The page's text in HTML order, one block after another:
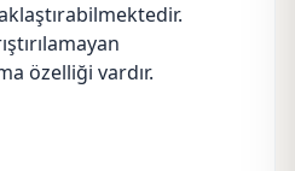
özelliği vardır.